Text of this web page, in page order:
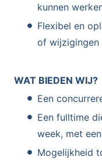
kunnen
Flexibel en
of wijzigingen
WAT BIEDEN WIJ?
Een
Een fulltime
week, met
Mogelijkheid